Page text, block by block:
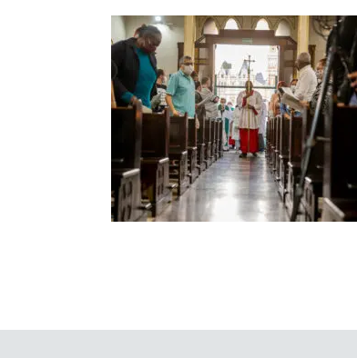
Luz
Arquidiocese
de
São
Paulo
Região
Episcopal
Sé